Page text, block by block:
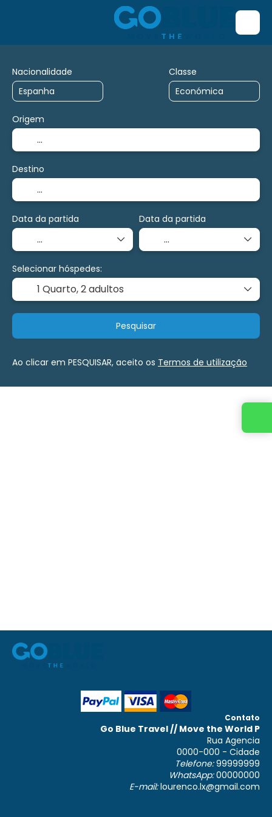
Nacionalidade Classe
Origem
Destino
Data da partida Data da partida
Selecionar hóspedes:
1 Quarto,2 adultos
Pesquisar
Ao clicar em PESQUISAR, aceito os Termos de utilização
Contato
Go Blue Travel // Move the World P
Rua Agencia
0000-000 - Cidade
Telefone:99999999
WhatsApp:00000000
E-mail:lourenco.lx@gmail.com